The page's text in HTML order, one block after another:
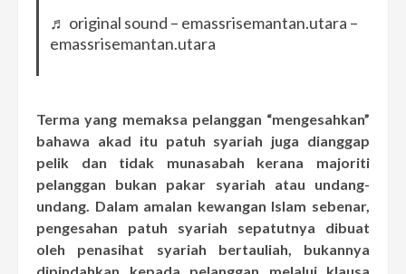
♬ original sound – emassrisemantan.utara –
emassrisemantan.utara
Terma yang memaksa pelanggan “mengesahkan”
bahawa akad itu patuh syariah juga dianggap
pelik dan tidak munasabah kerana majoriti
pelanggan bukan pakar syariah atau undang-
undang. Dalam amalan kewangan Islam sebenar,
pengesahan patuh syariah sepatutnya dibuat
oleh penasihat syariah bertauliah, bukannya